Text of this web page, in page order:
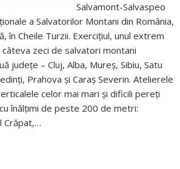
Salvamont-Salvaspeo
a Salvatorilor Montani din România,
în Cheile Turzii. Exercițiul, unul extrem
zeci de salvatori montani
județe – Cluj, Alba, Mureș, Sibiu, Satu
Prahova și Caraș Severin. Atelierele
celor mai mari și dificili pereți
înălțimi de peste 200 de metri:
Crăpat,…